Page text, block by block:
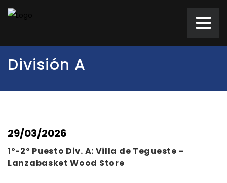
División A
29/03/2026
1º-2º Puesto Div. A: Villa de Tegueste –
Lanzabasket Wood Store